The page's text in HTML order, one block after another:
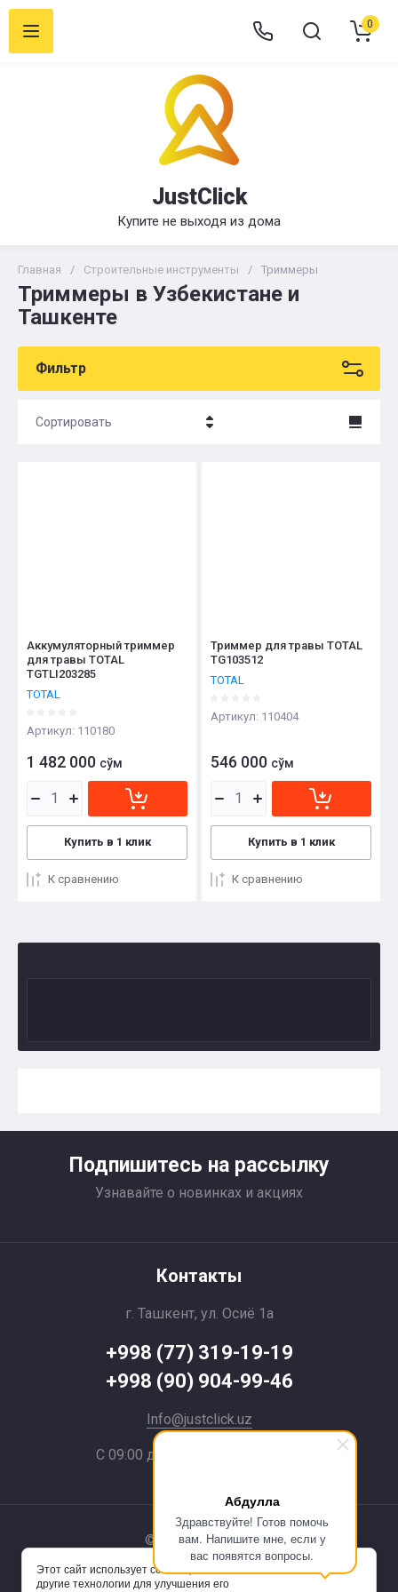
Абдулла
Здравствуйте! Готов помочь
вам. Напишите мне, если у
вас появятся вопросы.
JustClick
Купите не выходя из дома
0
Главная / Строительные инструменты / Триммеры
Триммеры в Узбекистане и
Ташкенте
Фильтр
Сортировать
Аккумуляторный триммер
для травы TOTAL
TGTLI203285
TOTAL
Артикул: 110180
1 482 000 сўм
Купить в 1 клик
К сравнению
Триммер для травы TOTAL
TG103512
TOTAL
Артикул: 110404
546 000 сўм
Купить в 1 клик
К сравнению
Подпишитесь на рассылку
Узнавайте о новинках и акциях
Контакты
г. Ташкент, ул. Осиё 1a
+998 (77) 319-19-19
+998 (90) 904-99-46
Info@justclick.uz
С 09:00 до 21:00 без выходных
© 2024 JustClick
Powered by
Этот сайт использует cookie-файлы и
другие технологии для улучшения его